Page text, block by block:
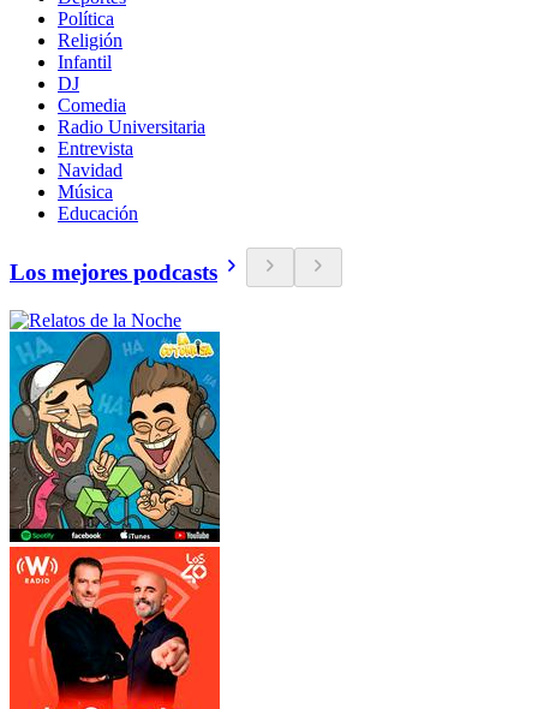
Política
Religión
Infantil
DJ
Comedia
Radio Universitaria
Entrevista
Navidad
Música
Educación
Los mejores podcasts